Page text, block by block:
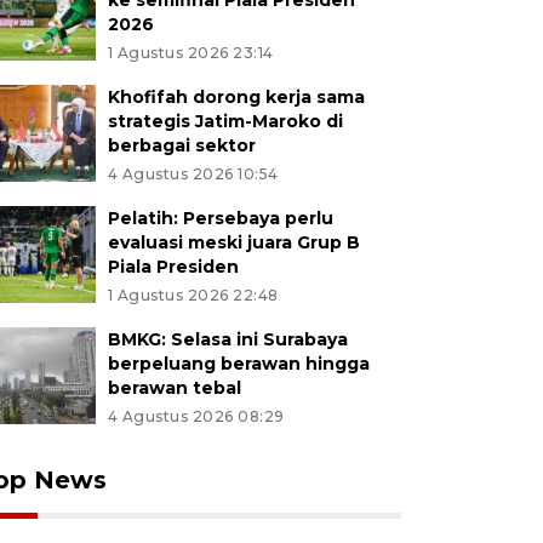
2026
1 Agustus 2026 23:14
Khofifah dorong kerja sama
strategis Jatim-Maroko di
berbagai sektor
4 Agustus 2026 10:54
Pelatih: Persebaya perlu
evaluasi meski juara Grup B
Piala Presiden
1 Agustus 2026 22:48
BMKG: Selasa ini Surabaya
berpeluang berawan hingga
berawan tebal
4 Agustus 2026 08:29
News